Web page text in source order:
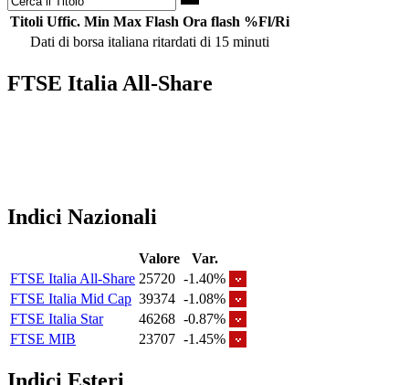
Titoli Uffic. Min Max Flash Ora flash %Fl/Ri
Dati di borsa italiana ritardati di 15 minuti
FTSE Italia All-Share
Indici Nazionali
Valore
Var.
FTSE Italia All-Share 25720 -1.40%
FTSE Italia Mid Cap 39374 -1.08%
FTSE Italia Star
46268 -0.87%
FTSE MIB
23707 -1.45%